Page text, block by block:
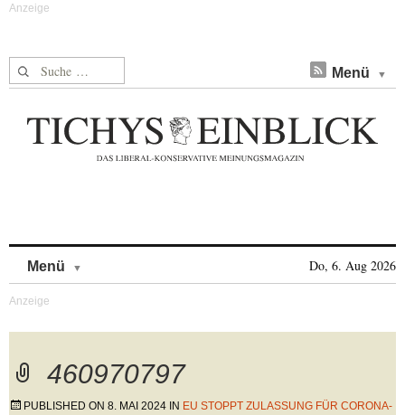
Suche nach: Menü
Menü Do, 6. Aug 2026
460970797
PUBLISHED ON 8. MAI 2024 IN EU STOPPT ZULASSUNG FÜR CORONA-